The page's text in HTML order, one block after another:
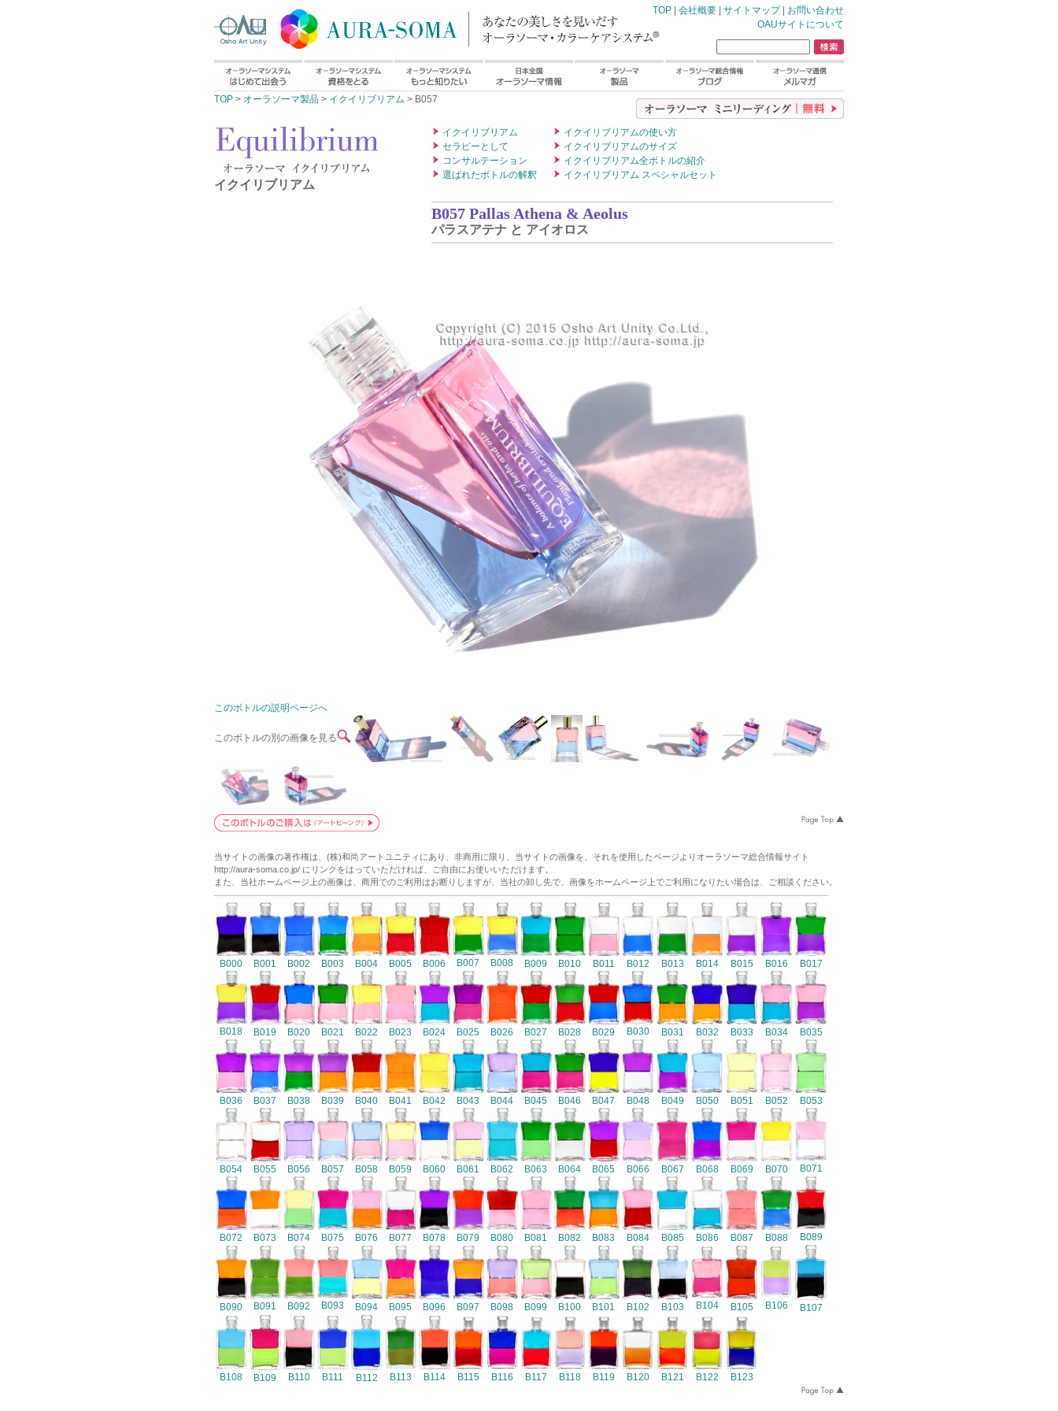
TOP | 会社概要 | サイトマップ| お問い合わせ
OAUサイトについて
TOP > オーラソーマ製品 > イクイリブリアム > B057
イクイリブリアム
イクイリブリアム
セラピーとして
コンサルテーション
選ばれたボトルの解釈
イクイリブリアムの使い方
イクイリブリアムのサイズ
イクイリブリアム全ボトルの紹介
イクイリブリアム スペシャルセット
B057 Pallas Athena & Aeolus
パラスアテナ と アイオロス
このボトルの説明ページへ
このボトルの別の画像を見る
当サイトの画像の著作権は、(株)和尚アートユニティにあり、非商用に限り、当サイトの画像を、それを使用したページよりオーラソーマ総合情報サイト
http://aura-soma.co.jp/ にリンクをはっていただければ、ご自由にお使いいただけます。
また、当社ホームページ上の画像は、商用でのご利用はお断りしますが、当社の卸し先で、画像をホームページ上でご利用になりたい場合は、ご相談ください。
B000 B001 B002 B003 B004 B005 B006 B007 B008 B009 B010 B011 B012 B013 B014 B015 B016 B017
B018 B019 B020 B021 B022 B023 B024 B025 B026 B027 B028 B029 B030 B031 B032 B033 B034 B035
B036 B037 B038 B039 B040 B041 B042 B043 B044 B045 B046 B047 B048 B049 B050 B051 B052 B053
B054 B055 B056 B057 B058 B059 B060 B061 B062 B063 B064 B065 B066 B067 B068 B069 B070 B071
B072 B073 B074 B075 B076 B077 B078 B079 B080 B081 B082 B083 B084 B085 B086 B087 B088 B089
B090 B091 B092 B093 B094 B095 B096 B097 B098 B099 B100 B101 B102 B103 B104 B105 B106 B107
B108 B109 B110 B111 B112 B113 B114 B115 B116 B117 B118 B119 B120 B121 B122 B123